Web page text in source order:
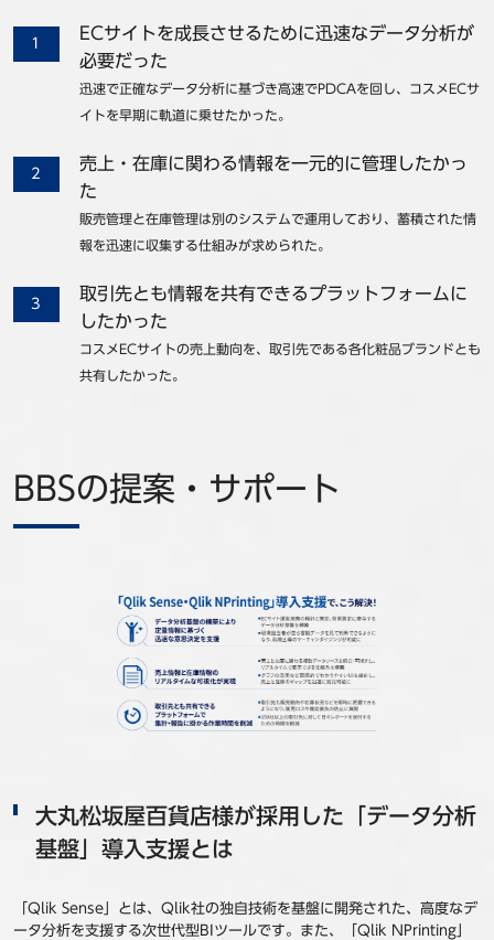
ECサイトを成長させるために迅速なデータ分析が
必要だった
迅速で正確なデータ分析に基づき高速でPDCAを回し、コスメECサ
イトを早期に軌道に乗せたかった。
売上・在庫に関わる情報を一元的に管理したかっ
た
販売管理と在庫管理は別のシステムで運用しており、蓄積された情
報を迅速に収集する仕組みが求められた。
取引先とも情報を共有できるプラットフォームに
したかった
コスメECサイトの売上動向を、取引先である各化粧品ブランドとも
共有したかった。
BBSの提案・サポート
大丸松坂屋百貨店様が採用した「データ分析
基盤」導入支援とは
「Qlik Sense」とは、Qlik社の独自技術を基盤に開発された、高度なデ
ータ分析を支援する次世代型BIツールです。また、「Qlik NPrinting」